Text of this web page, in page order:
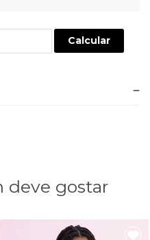
Calcular
deve gostar